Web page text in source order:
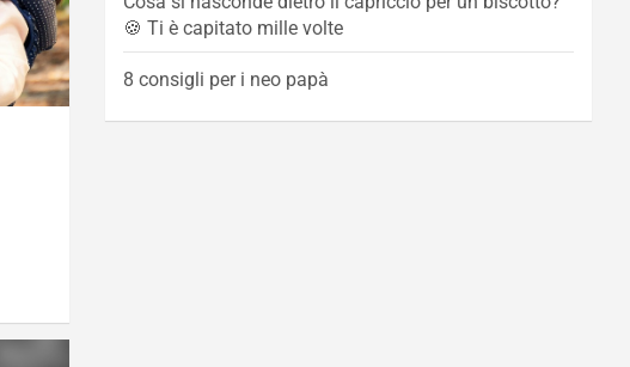
🍪 Ti è capitato mille volte
8 consigli per i neo papà